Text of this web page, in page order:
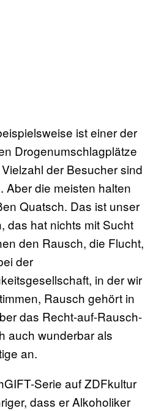
ist einer der
Drogenumschlagplätze
der Besucher sind
Aber die meisten halten
Quatsch. Das ist unser
das hat nichts mit Sucht
den Rausch, die Flucht,
der
in der wir
Rausch gehört in
das Recht-auf-Rausch-
auch wunderbar als
an.
Serie auf ZDFkultur
dass er Alkoholiker